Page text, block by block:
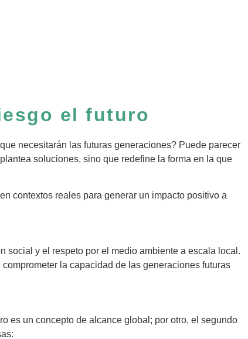
el futuro
necesitarán las futuras generaciones? Puede parecer
soluciones, sino que redefine la forma en la que
contextos reales para generar un impacto positivo a
social y el respeto por el medio ambiente a escala local.
la capacidad de las generaciones futuras
es un concepto de alcance global; por otro, el segundo